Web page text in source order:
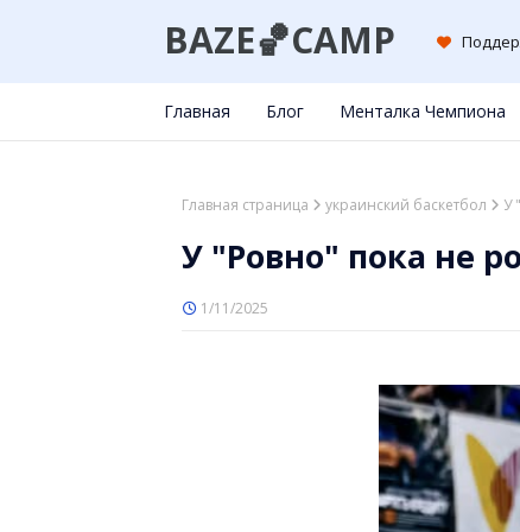
BAZE🏀CAMP
Главная Блог Менталка Чемпиона
Главная страница украинский баскетбол У
У "Ровно" пока не
1/11/2025